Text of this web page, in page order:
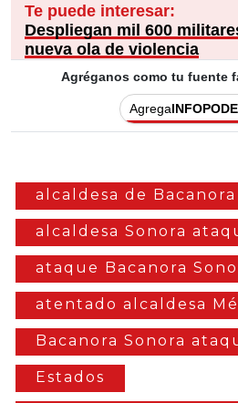
Te puede interesar:
Despliegan mil 600
nueva ola de violencia
Agréganos como tu fuente
Agrega
alcaldesa de Bacanora
alcaldesa Sonora
ataque Bacanora
atentado alcaldesa
Bacanora Sonora
Estados